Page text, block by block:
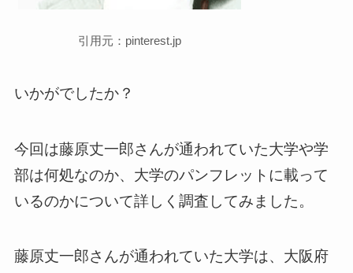
引用元：pinterest.jp
いかがでしたか？
今回は藤原丈一郎さんが通われていた大学や学
部は何処なのか、大学のパンフレットに載って
いるのかについて詳しく調査してみました。
藤原丈一郎さんが通われていた大学は、大阪府